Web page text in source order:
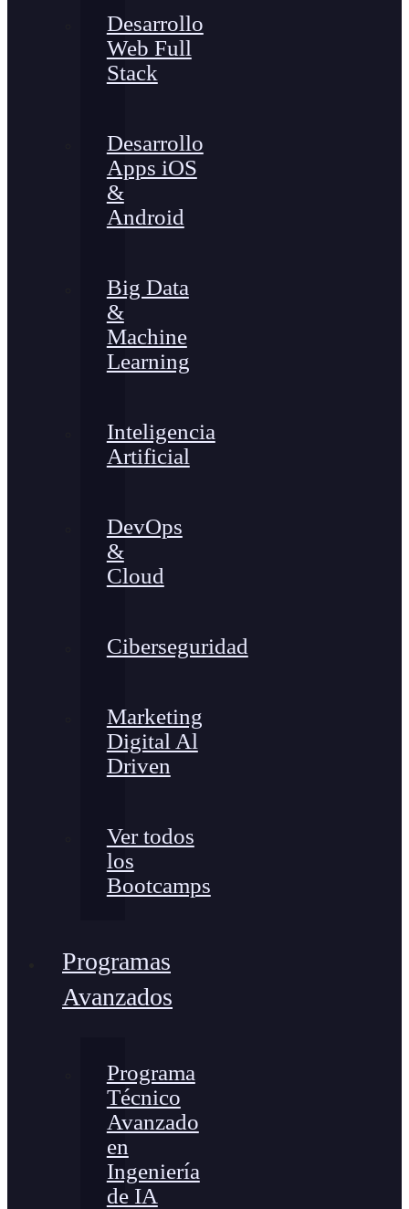
Desarrollo
Web Full
Stack
Desarrollo
Apps iOS
&
Android
Big Data
&
Machine
Learning
Inteligencia
Artificial
DevOps
&
Cloud
Ciberseguridad
Marketing
Digital Al
Driven
Ver todos
los
Bootcamps
Programas
Avanzados
Programa
Técnico
Avanzado
en
Ingeniería
de IA